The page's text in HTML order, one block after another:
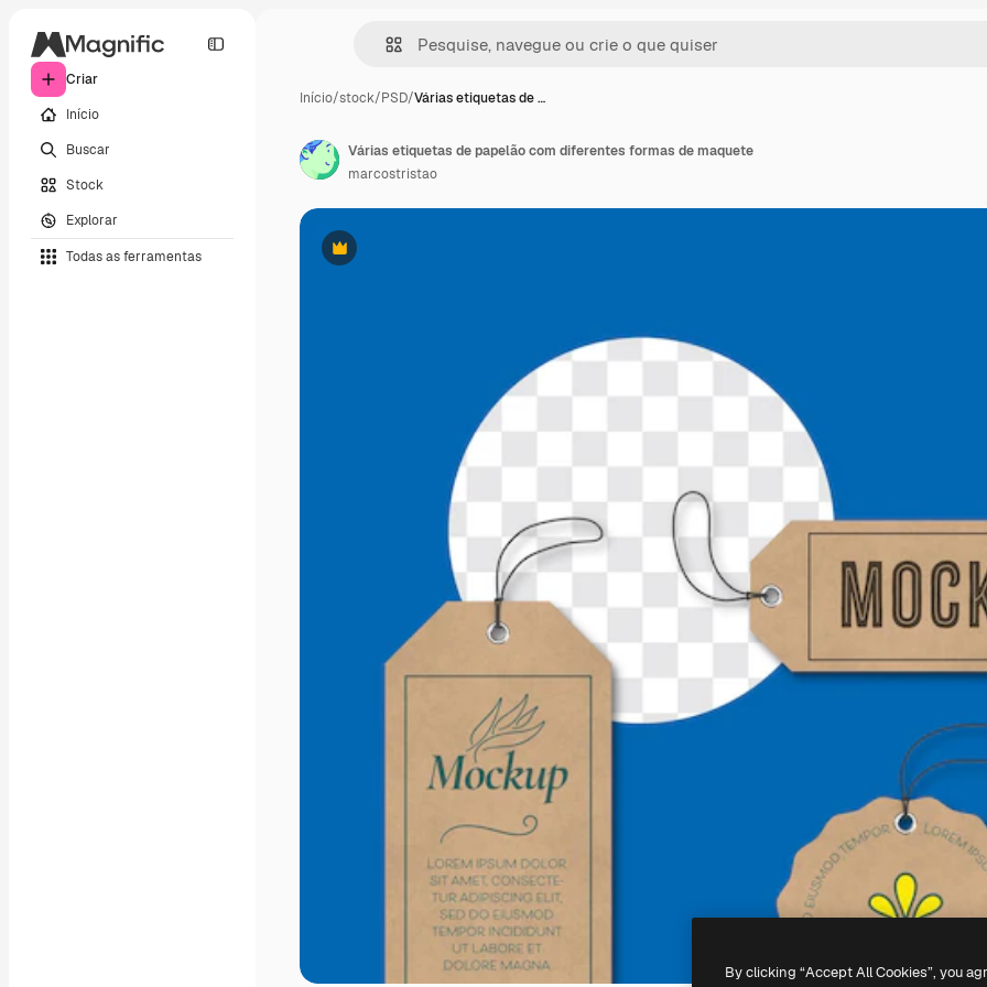
Criar
Início
Buscar
Stock
Explorar
Todas as ferramentas
Início/stock/PSD/Várias etiquetas de …
Premium
Várias etiquetas de papelão com diferentes formas de maquete
marcostristao
By clicking “Accept All Cookies”, you